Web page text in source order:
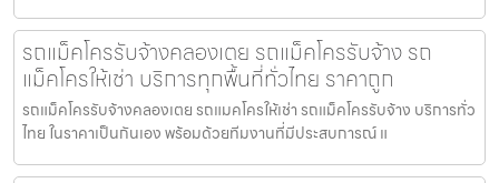
รถแม็คโครรับจ้างคลองเตย รถแม็คโครรับจ้าง รถ
แม็คโครให้เช่า บริการทุกพื้นที่ทั่วไทย ราคาถูก
รถแม็คโครรับจ้างคลองเตย รถแมคโครให้เช่า รถแม็คโครรับจ้าง บริการทั่ว
ไทย ในราคาเป็นกันเอง พร้อมด้วยทีมงานที่มีประสบการณ์ แ